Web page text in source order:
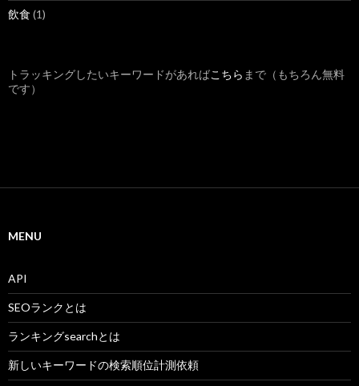
飲食 (1)
トラッキングしたいキーワードがあればこちら まで（もちろん無料
です）
MENU
API
SEOランクとは
ランキングsearchとは
新しいキーワードの検索順位計測依頼